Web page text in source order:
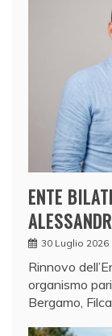
ENTE
30 Luglio 2026
Rinnovo
organismo
Bergamo,